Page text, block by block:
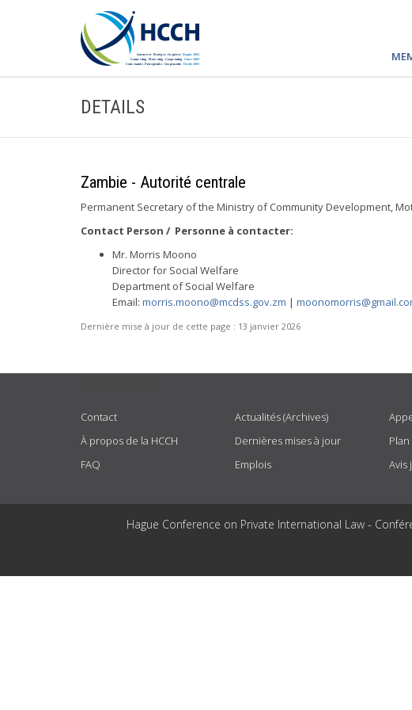
DETAILS
Zambie - Autorité centrale
Permanent Secretary of the Ministry of Community Development,
Contact Person / Personne à contacter:
Mr. Morris Moono
Director for Social Welfare
Department of Social Welfare
Email: morris.moono@mcdss.gov.zm |
Dernière mise à jour de cette page : 13 janvier 2026
Contact
À propos de la HCCH
FAQ
Actualités (Archives)
Dernières mises à jour
Emplois
Avis
Hague Conference on Private International Law -